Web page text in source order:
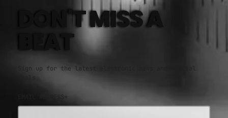
DON'T MISS A
BEAT
Sign up for the latest electronic news and special
EMAIL ADDRESS*